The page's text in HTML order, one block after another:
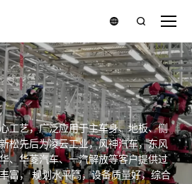
工艺，广泛应用于主车身、地板、侧
松先后为凌云工业，风神汽车，东风
、华菱汽车、一汽解放等客户提供过
富， 规划水平高，设备质量好，综合